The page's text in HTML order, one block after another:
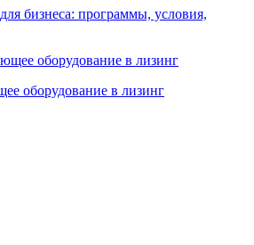
бизнеса: программы, условия,
оборудование в лизинг